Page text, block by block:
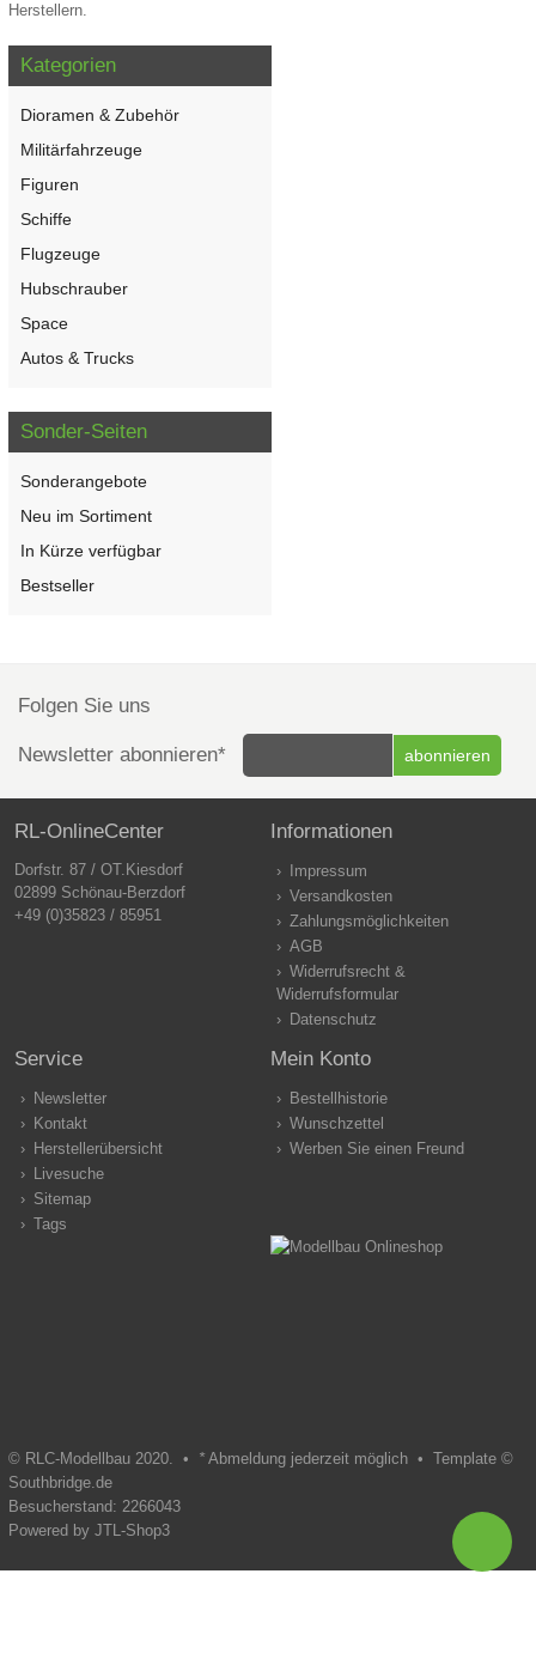
Herstellern.
Kategorien
Dioramen & Zubehör
Militärfahrzeuge
Figuren
Schiffe
Flugzeuge
Hubschrauber
Space
Autos & Trucks
Sonder-Seiten
Sonderangebote
Neu im Sortiment
In Kürze verfügbar
Bestseller
Folgen Sie uns
Newsletter abonnieren*
RL-OnlineCenter
Dorfstr. 87 / OT.Kiesdorf
02899 Schönau-Berzdorf
+49 (0)35823 / 85951
Informationen
Impressum
Versandkosten
Zahlungsmöglichkeiten
AGB
Widerrufsrecht &
Widerrufsformular
Datenschutz
Service
Newsletter
Kontakt
Herstellerübersicht
Livesuche
Sitemap
Tags
Mein Konto
Bestellhistorie
Wunschzettel
Werben Sie einen Freund
© RLC-Modellbau 2020. • *Abmeldung jederzeit möglich • Template ©
Southbridge.de
Besucherstand: 2266043
Powered by JTL-Shop3